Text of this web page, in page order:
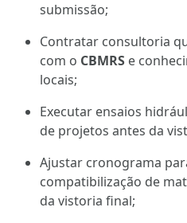
submissão;
Contratar consultoria
com o CBMRS e
locais;
Executar ensaios
de projetos antes da
Ajustar cronograma
compatibilização de
da vistoria final;